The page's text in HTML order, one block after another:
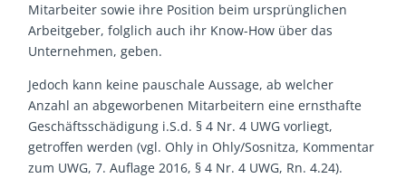
Mitarbeiter sowie ihre Position beim ursprünglichen
Arbeitgeber, folglich auch ihr Know-How über das
Unternehmen, geben.
Jedoch kann keine pauschale Aussage, ab welcher
Anzahl an abgeworbenen Mitarbeitern eine ernsthafte
Geschäftsschädigung i.S.d. § 4 Nr. 4 UWG vorliegt,
getroffen werden (vgl. Ohly in Ohly/Sosnitza, Kommentar
zum UWG, 7. Auflage 2016, § 4 Nr. 4 UWG, Rn. 4.24).